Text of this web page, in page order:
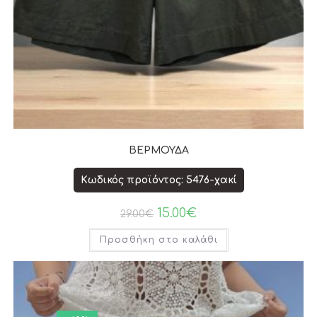
ΒΕΡΜΟΥΔΑ
Κωδικός προϊόντος: 5476-χακί
29.00€ 15.00€
Προσθήκη στο καλάθι